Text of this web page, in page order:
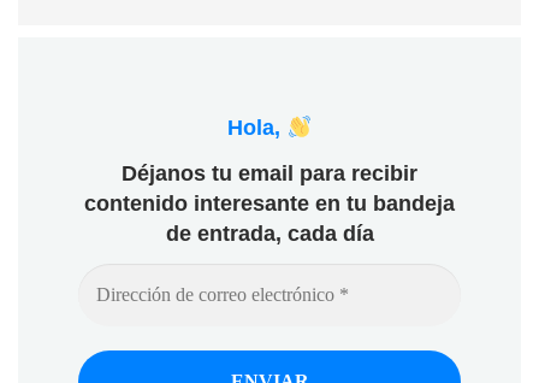
Hola,
Déjanos tu email para recibir
contenido interesante en tu bandeja
de entrada, cada día